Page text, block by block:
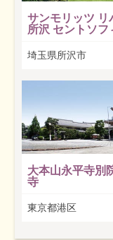
サンモリッツ リ
所沢 セントソフ
埼玉県所沢市
大本山永平寺別
寺
東京都港区